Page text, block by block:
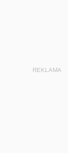
REKLAMA